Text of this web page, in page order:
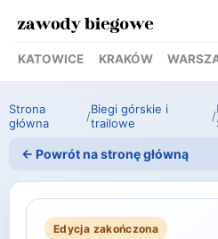
KATOWICE KRAKÓW
Strona
główna
/Biegi górskie i
trailowe
/
← Powrót na stronę główną
Edycja zakończona